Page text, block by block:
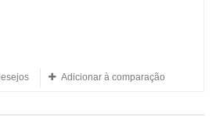
Adicionar à comparação